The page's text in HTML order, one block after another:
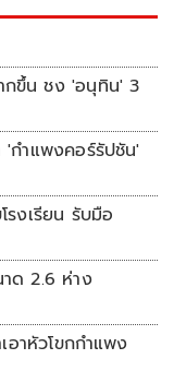
กขึ้น ชง 'อนุทิน' 3
'กำแพงคอร์รัปชัน'
งเรียน รับมือ
าด 2.6 ห่าง
อาหัวโขกกำแพง